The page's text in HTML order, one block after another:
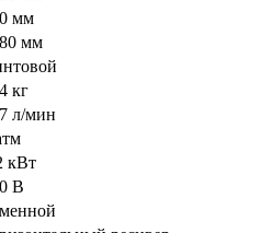
мм
мм
кг
л/мин
кВт
В